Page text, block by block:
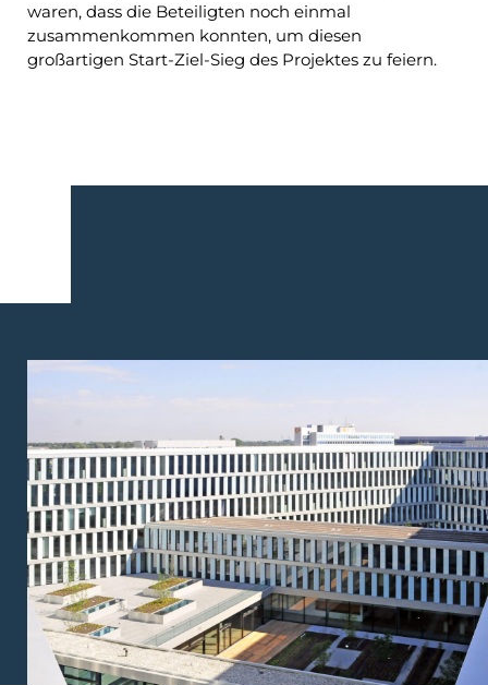
waren, dass die Beteiligten noch einmal
zusammenkommen konnten, um diesen
großartigen Start-Ziel-Sieg des Projektes zu feiern.